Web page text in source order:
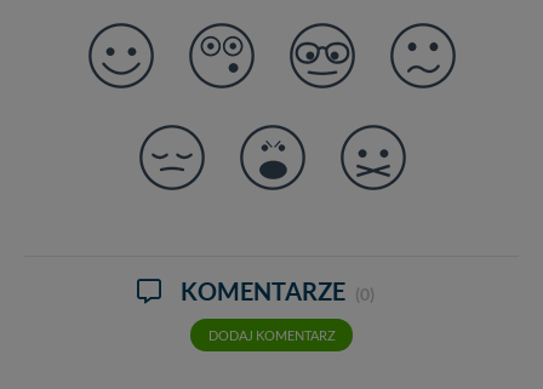
KOMENTARZE (0)
DODAJ KOMENTARZ